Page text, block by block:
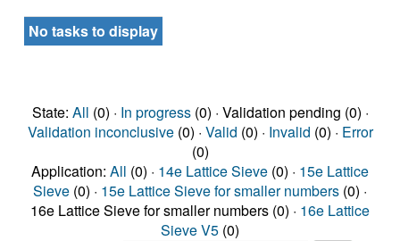
No tasks to display
State: All (0) · In progress(0) · Validation pending (0) ·
Validation inconclusive(0) · Valid (0) · Invalid (0) · Error
(0)
Application: All (0) · 14e Lattice Sieve (0) · 15e Lattice
Sieve (0) · 15e Lattice Sieve for smaller numbers (0) ·
16e Lattice Sieve for smaller numbers (0) · 16e Lattice
Sieve V5 (0)